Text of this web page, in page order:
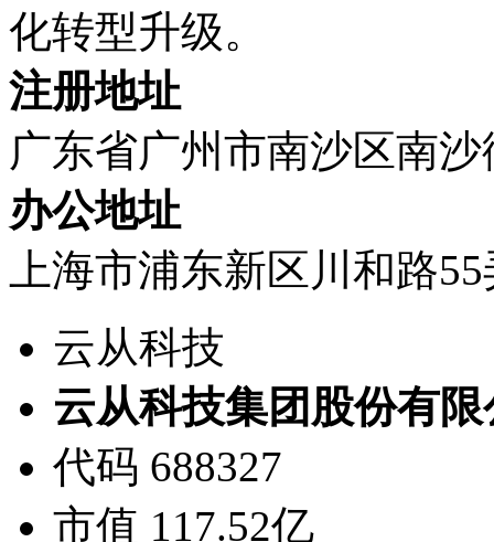
化转型升级。
注册地址
广东省广州市南沙区南
办公地址
上海市浦东新区川和路
云从科技
云从科技集团股份有限
代码 688327
市值 117.52亿